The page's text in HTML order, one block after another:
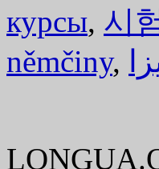
курсы, 시
němčiny,